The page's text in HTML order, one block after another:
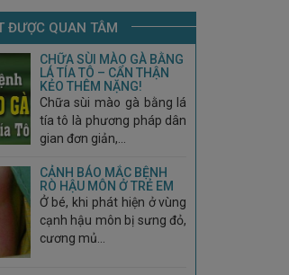
ĐƯỢC QUAN TÂM
CHỮA SÙI MÀO GÀ BẰNG
LÁ TÍA TÔ – CẨN THẬN
KẺO THÊM NẶNG!
Chữa sùi mào gà bằng lá
tía tô là phương pháp dân
gian đơn giản,...
CẢNH BÁO MẮC BỆNH
RÒ HẬU MÔN Ở TRẺ EM
Ở bé, khi phát hiện ở vùng
cạnh hậu môn bị sưng đỏ,
cương mủ...